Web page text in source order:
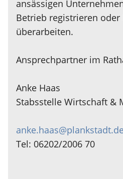
ansässigen
Betrieb registrieren oder
überarbeiten.
Ansprechpartner im
Anke Haas
Stabsstelle Wirtschaft &
Tel: 06202/2006 70